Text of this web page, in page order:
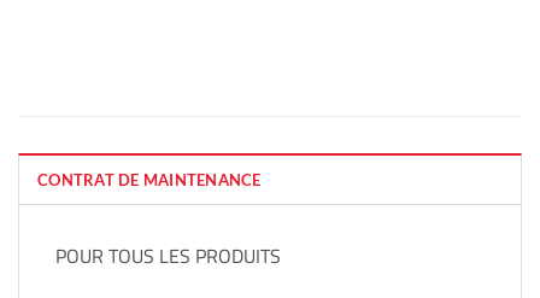
CONTRAT DE MAINTENANCE
POUR TOUS LES PRODUITS